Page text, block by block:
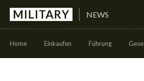
MILITARY NEWS
Home Einkaufen Führung